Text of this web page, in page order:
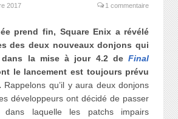
2017 1 commentaire
prend fin, Square Enix a révélé
des deux nouveaux donjons qui
dans la mise à jour 4.2 deFinal
le lancement est toujours prévu
Rappelons qu’il y aura deux donjons
développeurs ont décidé de passer
laquelle les patchs impairs